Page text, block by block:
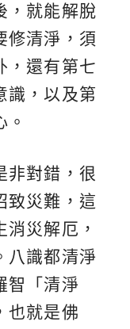
，就能解脫
修清淨，須
，還有第七
識，以及第
非對錯，很
致災難，這
災解厄，
八識都清淨
智「清淨
也就是佛